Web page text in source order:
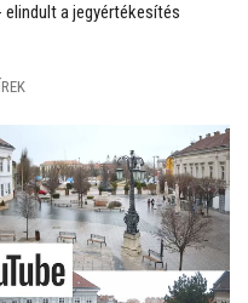
elindult a jegyértékesítés